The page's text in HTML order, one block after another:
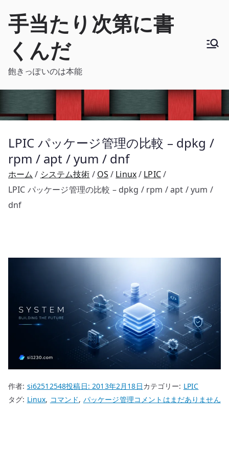
手当たり次第に書
くんだ
飽きっぽいのは本能
LPIC パッケージ管理の比較 – dpkg /
rpm / apt / yum / dnf
ホーム システム技術 OS Linux
LPIC
LPIC パッケージ管理の比較 – dpkg / rpm / apt / yum /
dnf
作者: si62512548投稿日:2013年2月18日カテゴリー: LPIC
タグ: Linux, コマンド, パッケージ管理LPIC
コメントはまだありません